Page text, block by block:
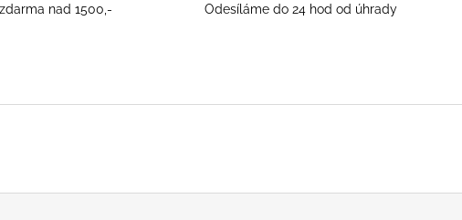
nad 1500,- Odesíláme do 24 hod od úhrady